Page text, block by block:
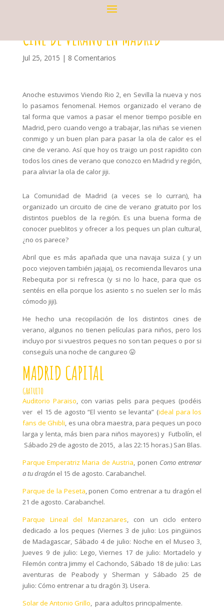
CINE DE VERANO EN MADRID
Jul 25, 2015 | 8 Comentarios
Anoche estuvimos Viendo Rio 2, en Sevilla la nueva y nos
lo pasamos fenomenal. Hemos organizado el verano de
tal forma que vamos a pasar el menor tiempo posible en
Madrid, pero cuando vengo a trabajar, las niñas se vienen
conmigo y un buen plan para pasar la ola de calor es el
cine de verano. Así que hoy os traigo un post rapidito con
todos los cines de verano que conozco en Madrid y región,
para aliviar la ola de calor jiji.
La Comunidad de Madrid (a veces se lo curran), ha
organizado un circuito de cine de verano gratuito por los
distintos pueblos de la región. Es una buena forma de
conocer pueblitos y ofrecer a los peques un plan cultural,
¿no os parece?
Abril que es más apañada que una navaja suiza ( y un
poco viejoven también jajaja), os recomienda llevaros una
Rebequita por si refresca (y si no lo hace, para que os
sentéis en ella porque los asiento s no suelen ser lo más
cómodo jiji).
He hecho una recopilación de los distintos cines de
verano, algunos no tienen películas para niños, pero los
incluyo por si vuestros peques no son tan peques o por si
conseguís una noche de cangureo 😛
MADRID CAPITAL
GRATUITO
Auditorio Paraiso, con varias pelis para peques (podéis
ver el 15 de agosto “El viento se levanta” (ideal para los
fans de Ghibli, es una obra maestra, para peques un poco
larga y lenta, más bien para niños mayores) y Futbolín, el
Sábado 29 de agosto de 2015, a las 22:15 horas.) San Blas.
Parque Emperatriz Maria de Austria, ponen Como entrenar
a tu dragónel 15 de agosto. Carabanchel.
Parque de la Peseta, ponen Como entrenar a tu dragón el
21 de agosto. Carabanchel.
Parque Lineal del Manzanares, con un ciclo entero
dedicado a los peques (Viernes 3 de julio: Los pingüinos
de Madagascar, Sábado 4 de julio: Noche en el Museo 3,
Jueves 9 de julio: Lego, Viernes 17 de julio: Mortadelo y
Filemón contra Jimmy el Cachondo, Sábado 18 de julio: Las
aventuras de Peabody y Sherman y Sábado 25 de
julio: Cómo entrenar a tu dragón 3). Usera.
Solar de Antonio Grillo, para adultos principalmente.